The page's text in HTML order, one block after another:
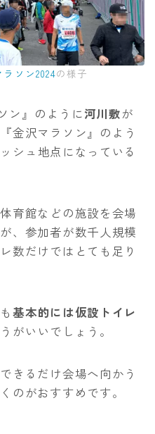
ソン2024の様子
ン』のように河川敷が
金沢マラソン』のよう
シュ地点になっている
育館などの施設を会場
、参加者が数千人規模
数だけではとても足り
基本的には仮設トイレ
がいいでしょう。
きるだけ会場へ向かう
のがおすすめです。